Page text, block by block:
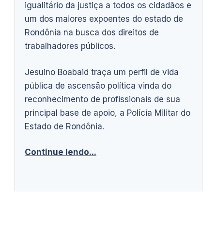
igualitário da justiça a todos os cidadãos e
um dos maiores expoentes do estado de
Rondônia na busca dos direitos de
trabalhadores públicos.
Jesuino Boabaid traça um perfil de vida
pública de ascensão política vinda do
reconhecimento de profissionais de sua
principal base de apoio, a Polícia Militar do
Estado de Rondônia.
Continue lendo...